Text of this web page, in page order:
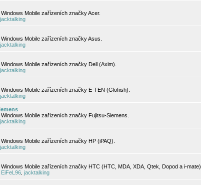
Mobile zařízeních značky Acer.
jacktalking
Mobile zařízeních značky Asus.
jacktalking
Mobile zařízeních značky Dell (Axim).
jacktalking
Mobile zařízeních značky E-TEN (Glofiish).
jacktalking
Mobile zařízeních značky Fujitsu-Siemens.
jacktalking
Mobile zařízeních značky HP (iPAQ).
jacktalking
Mobile zařízeních značky HTC (HTC, MDA, XDA, Qtek, Dopod a i-mate).
EiFeL96 jacktalking